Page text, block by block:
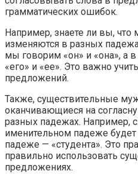
грамматических ошибок.
Например, знаете ли вы, что
изменяются в разных
мы говорим «он» и «она», а
«его» и «ее». Это важно
предложений.
Также, существительные
оканчивающиеся на
разных падежах. Например,
именительном падеже будет
падеже — «студента». Это
правильно использовать
предложениях.